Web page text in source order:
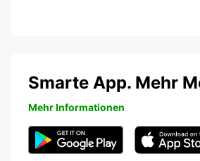
Smarte App. Mehr
Mehr Informationen